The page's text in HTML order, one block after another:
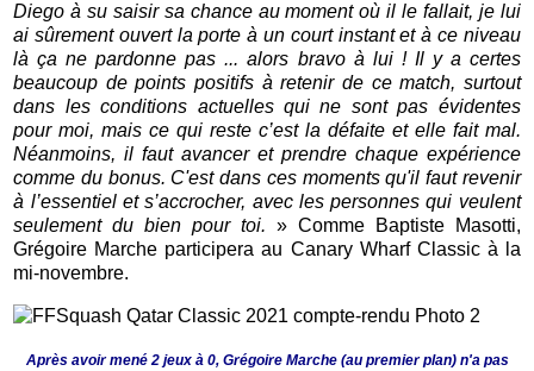
Diego à su saisir sa chance au moment où il le fallait, je lui
ai sûrement ouvert la porte à un court instant et à ce niveau
là ça ne pardonne pas ... alors bravo à lui ! Il y a certes
beaucoup de points positifs à retenir de ce match, surtout
dans les conditions actuelles qui ne sont pas évidentes
pour moi, mais ce qui reste c’est la défaite et elle fait mal.
Néanmoins, il faut avancer et prendre chaque expérience
comme du bonus. C'est dans ces moments qu'il faut revenir
à l’essentiel et s’accrocher, avec les personnes qui veulent
seulement du bien pour toi. » Comme Baptiste Masotti,
Grégoire Marche participera au Canary Wharf Classic à la
mi-novembre.
Après avoir mené 2 jeux à 0, Grégoire Marche (au premier plan) n'a pas